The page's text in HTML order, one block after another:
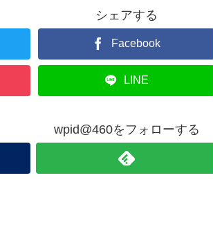
シェアする
Facebook
LINE
wpid@460をフォローする